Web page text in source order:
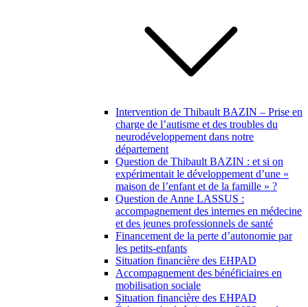
Intervention de Thibault BAZIN – Prise en
charge de l’autisme et des troubles du
neurodéveloppement dans notre
département
Question de Thibault BAZIN : et si on
expérimentait le développement d’une «
maison de l’enfant et de la famille » ?
Question de Anne LASSUS :
accompagnement des internes en médecine
et des jeunes professionnels de santé
Financement de la perte d’autonomie par
les petits-enfants
Situation financière des EHPAD
Accompagnement des bénéficiaires en
mobilisation sociale
Situation financière des EHPAD